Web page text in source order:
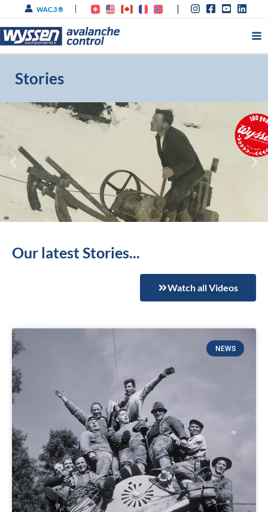
springen
WAC.3 ®
Stories
100 Jahre Wyssen
1926–2026: Ein Blick in die Geschichte
Our latest Stories...
Watch all Videos
NEWS